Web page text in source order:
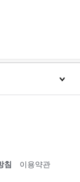
침
이용약관